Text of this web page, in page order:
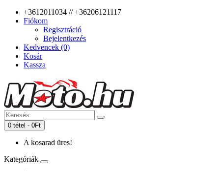
+3612011034 // +36206121117
Fiókom
Regisztráció
Bejelentkezés
Kedvencek (0)
Kosár
Kassza
0 tétel - 0Ft
A kosarad üres!
Kategóriák